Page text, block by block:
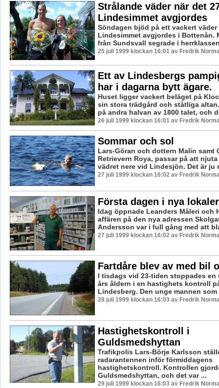
Strålande väder när det
Lindesimmet avgjordes
Söndagen bjöd på ett vackert väder
Lindesimmet avgjordes i Bottenån.
från Sundsvall segrade i
25 juli 1999 klockan 16:01 av Fredrik
Ett av Lindesbergs
har i dagarna bytt ägare.
Huset ligger vackert beläget på
sin stora trädgård och ståtliga
på andra halvan av 1800 talet, och
26 juli 1999 klockan 16:01 av Fredrik
Sommar och sol
Lars-Göran och dottern Malin samt
Retrievern Roya, passar på att
vädret nere vid Lindesjön. Det är ju
27 juli 1999 klockan 16:02 av Fredrik
Första dagen i nya lokaler
Idag öppnade Leanders Måleri och
affären på den nya adressen
Andersson var i full gång med att
27 juli 1999 klockan 16:02 av Fredrik
Fartdåre blev av med bil
I tisdags vid 23-tiden stoppades en
års åldern i en hastighets kontroll
Lindesberg. Den unge mannen som
28 juli 1999 klockan 16:03 av Fredrik
Hastighetskontroll i
Guldsmedshyttan
Trafikpolis Lars-Börje Karlsson
radarantennen inför förmiddagens
hastighetskontroll. Kontrollen
Guldsmedshyttan, och det var ...
29 juli 1999 klockan 16:03 av Fredrik